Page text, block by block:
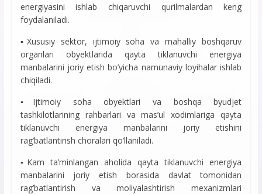
energiyasini ishlab chiqaruvchi qurilmalardan keng
foydalaniladi.
▪️Xususiy sektor, ijtimoiy soha va mahalliy boshqaruv
organlari obyektlarida qayta tiklanuvchi energiya
manbalarini joriy etish bo’yicha namunaviy loyihalar ishlab
chiqiladi.
▪️Ijtimoiy soha obyektlari va boshqa byudjet
tashkilotlarining rahbarlari va mas’ul xodimlariga qayta
tiklanuvchi energiya manbalarini joriy etishini
rag’batlantirish choralari qo’llaniladi.
▪️Kam ta’minlangan aholida qayta tiklanuvchi energiya
manbalarini joriy etish borasida davlat tomonidan
rag’batlantirish va moliyalashtirish mexanizmlari